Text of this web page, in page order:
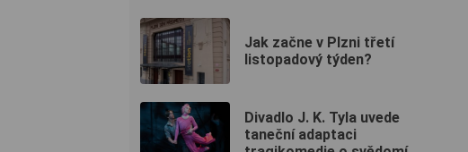
Jak začne v Plzni třetí
listopadový týden?
Divadlo J. K. Tyla uvede
taneční adaptaci